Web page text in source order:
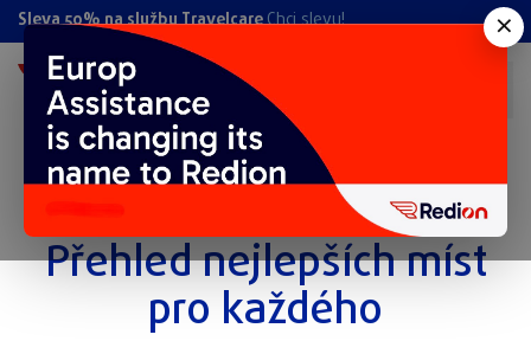
Sleva 50% na službu TravelcareChci slevu!
Kam letos na Silvestra?
Přehled nejlepších míst
pro každého
×